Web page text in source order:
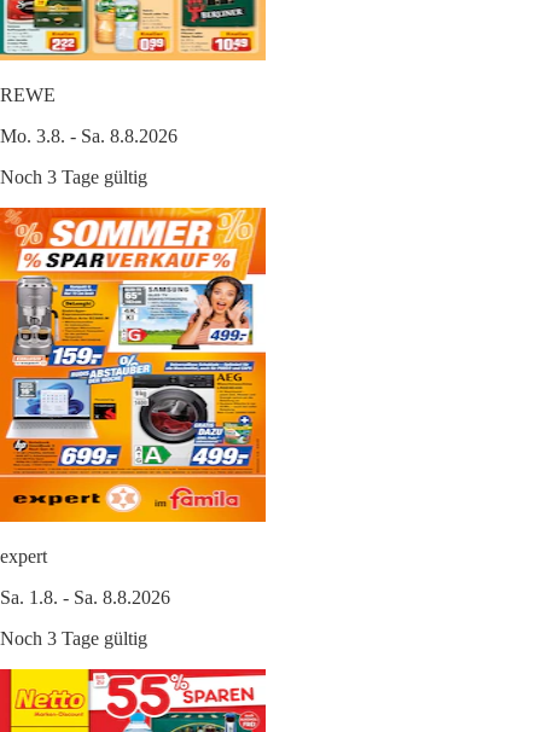
REWE
Mo. 3.8. - Sa. 8.8.2026
Noch 3 Tage gültig
expert
Sa. 1.8. - Sa. 8.8.2026
Noch 3 Tage gültig